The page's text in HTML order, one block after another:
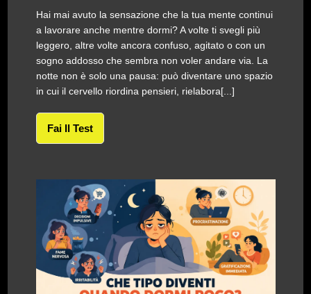
Hai mai avuto la sensazione che la tua mente continui
a lavorare anche mentre dormi? A volte ti svegli più
leggero, altre volte ancora confuso, agitato o con un
sogno addosso che sembra non voler andare via. La
notte non è solo una pausa: può diventare uno spazio
in cui il cervello riordina pensieri, rielabora[...]
Fai Il Test